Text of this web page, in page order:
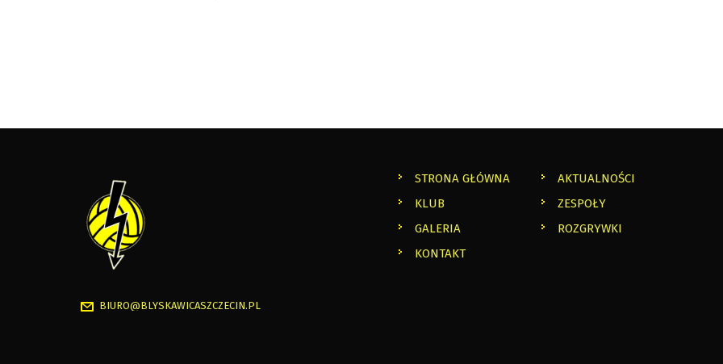
BIURO@BLYSKAWICASZCZECIN.PL
STRONA GŁÓWNA
AKTUALNOŚCI
KLUB
ZESPOŁY
GALERIA
ROZGRYWKI
KONTAKT